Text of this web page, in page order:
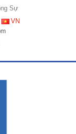
Sự
VN